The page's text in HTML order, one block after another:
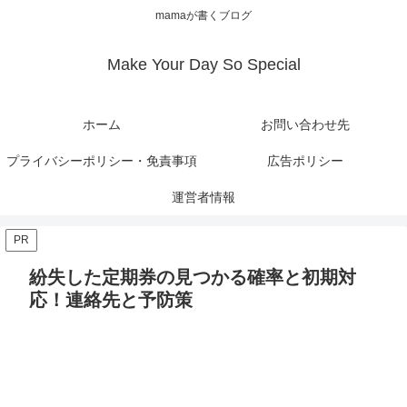
mamaが書くブログ
Make Your Day So Special
ホーム お問い合わせ先
プライバシーポリシー・免責事項 広告ポリシー
運営者情報
PR
紛失した定期券の見つかる確率と初期対
応！連絡先と予防策